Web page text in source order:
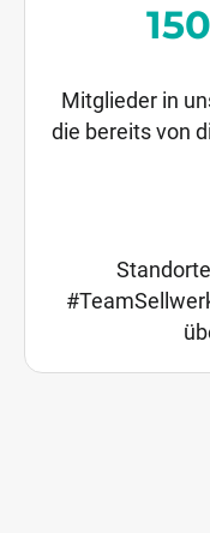
150
Mitglieder in
die bereits von